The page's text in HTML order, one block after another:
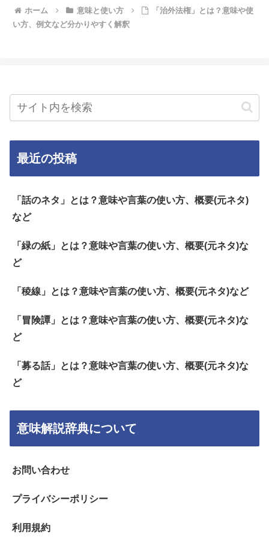
ホーム 意味と使い方
「治外法権」とは？意味や使
い方、例文など分かりやすく解釈
最近の投稿
「話のネタ」とは？意味や言葉の使い方、概要(元ネタ)
など
「緑の紙」とは？意味や言葉の使い方、概要(元ネタ)な
ど
「稜線」とは？意味や言葉の使い方、概要(元ネタ)など
「冒険譚」とは？意味や言葉の使い方、概要(元ネタ)な
ど
「募る話」とは？意味や言葉の使い方、概要(元ネタ)な
ど
意味解説辞典について
お問い合わせ
プライバシーポリシー
利用規約